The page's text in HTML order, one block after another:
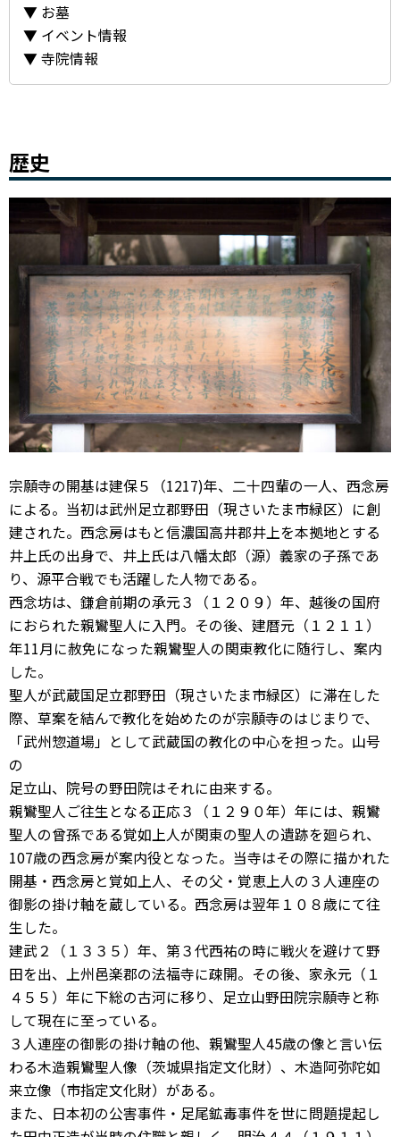
お墓
イベント情報
寺院情報
歴史
宗願寺の開基は建保５（1217)年、二十四輩の一人、西念房
による。当初は武州足立郡野田（現さいたま市緑区）に創
建された。西念房はもと信濃国高井郡井上を本拠地とする
井上氏の出身で、井上氏は八幡太郎（源）義家の子孫であ
り、源平合戦でも活躍した人物である。
西念坊は、鎌倉前期の承元３（１２０９）年、越後の国府
におられた親鸞聖人に入門。その後、建暦元（１２１１）
年11月に赦免になった親鸞聖人の関東教化に随行し、案内
した。
聖人が武蔵国足立郡野田（現さいたま市緑区）に滞在した
際、草案を結んで教化を始めたのが宗願寺のはじまりで、
「武州惣道場」として武蔵国の教化の中心を担った。山号
の
足立山、院号の野田院はそれに由来する。
親鸞聖人ご往生となる正応３（１２９０年）年には、親鸞
聖人の曾孫である覚如上人が関東の聖人の遺跡を廻られ、
107歳の西念房が案内役となった。当寺はその際に描かれた
開基・西念房と覚如上人、その父・覚恵上人の３人連座の
御影の掛け軸を蔵している。西念房は翌年１０８歳にて往
生した。
建武２（１３３５）年、第３代西祐の時に戦火を避けて野
田を出、上州邑楽郡の法福寺に疎開。その後、家永元（１
４５５）年に下総の古河に移り、足立山野田院宗願寺と称
して現在に至っている。
３人連座の御影の掛け軸の他、親鸞聖人45歳の像と言い伝
わる木造親鸞聖人像（茨城県指定文化財）、木造阿弥陀如
来立像（市指定文化財）がある。
また、日本初の公害事件・足尾鉱毒事件を世に問題提起し